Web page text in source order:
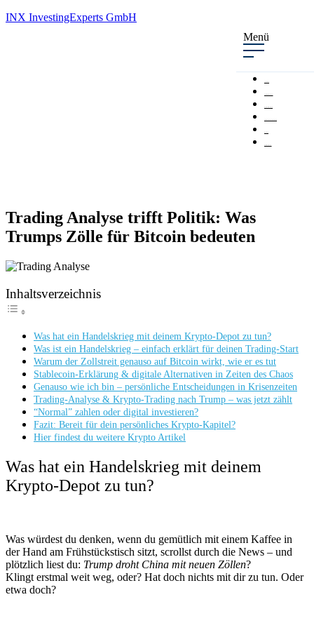
INX InvestingExperts GmbH
Menü
Trading Analyse trifft Politik: Was
Trumps Zölle für Bitcoin bedeuten
Inhaltsverzeichnis
Was hat ein Handelskrieg mit deinem Krypto-Depot zu tun?
Was ist ein Handelskrieg – einfach erklärt für deinen Trading-Start
Warum der Zollstreit genauso auf Bitcoin wirkt, wie er es tut
Stablecoin-Erklärung & digitale Alternativen in Zeiten des Chaos
Genauso wie ich bin – persönliche Entscheidungen in Krisenzeiten
Trading-Analyse & Krypto-Trading nach Trump – was jetzt zählt
“Normal” zahlen oder digital investieren?
Fazit: Bereit für dein persönliches Krypto-Kapitel?
Hier findest du weitere Krypto Artikel
Was hat ein Handelskrieg mit deinem
Krypto-Depot zu tun?
Was würdest du denken, wenn du gemütlich mit einem Kaffee in
der Hand am Frühstückstisch sitzt, scrollst durch die News – und
plötzlich liest du: Trump droht China mit neuen Zöllen?
Klingt erstmal weit weg, oder? Hat doch nichts mit dir zu tun. Oder
etwa doch?